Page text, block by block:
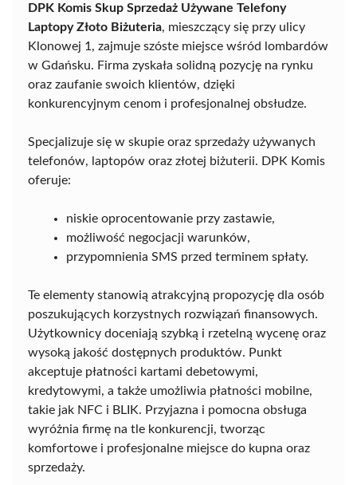
DPK Komis Skup Sprzedaż Używane Telefony
Laptopy Złoto Biżuteria, mieszczący się przy ulicy
Klonowej 1, zajmuje szóste miejsce wśród lombardów
w Gdańsku. Firma zyskała solidną pozycję na rynku
oraz zaufanie swoich klientów, dzięki
konkurencyjnym cenom i profesjonalnej obsłudze.
Specjalizuje się w skupie oraz sprzedaży używanych
telefonów, laptopów oraz złotej biżuterii. DPK Komis
oferuje:
niskie oprocentowanie przy zastawie,
możliwość negocjacji warunków,
przypomnienia SMS przed terminem spłaty.
Te elementy stanowią atrakcyjną propozycję dla osób
poszukujących korzystnych rozwiązań finansowych.
Użytkownicy doceniają szybką i rzetelną wycenę oraz
wysoką jakość dostępnych produktów. Punkt
akceptuje płatności kartami debetowymi,
kredytowymi, a także umożliwia płatności mobilne,
takie jak NFC i BLIK. Przyjazna i pomocna obsługa
wyróżnia firmę na tle konkurencji, tworząc
komfortowe i profesjonalne miejsce do kupna oraz
sprzedaży.